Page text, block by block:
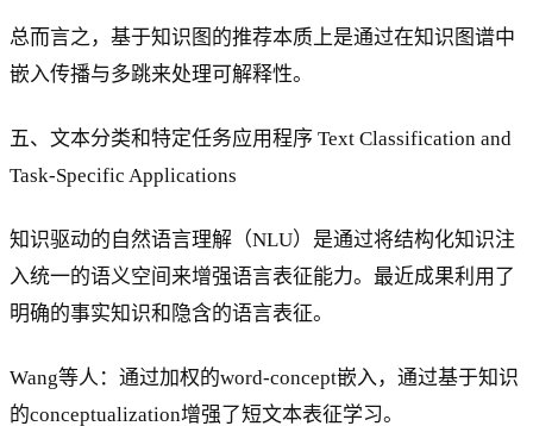
总而言之，基于知识图的推荐本质上是通过在知识图谱中
嵌入传播与多跳来处理可解释性。
五、文本分类和特定任务应用程序 Text Classification and
Task-Specific Applications
知识驱动的自然语言理解（NLU）是通过将结构化知识注
入统一的语义空间来增强语言表征能力。最近成果利用了
明确的事实知识和隐含的语言表征。
Wang等人：通过加权的word-concept嵌入，通过基于知识
的conceptualization增强了短文本表征学习。